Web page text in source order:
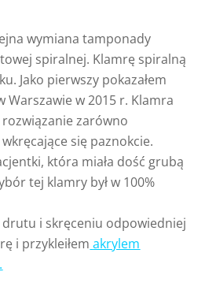
wymiana tamponady
spiralnej. Klamrę spiralną
Jako pierwszy pokazałem
Warszawie w 2015 r. Klamra
zarówno
się paznokcie.
która miała dość grubą
tej klamry był w 100%
i skręceniu odpowiedniej
i przykleiłem akrylem